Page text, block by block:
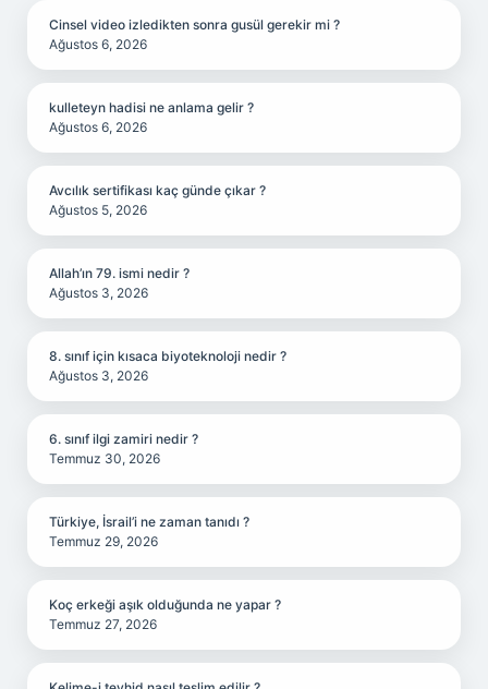
Cinsel video izledikten sonra gusül gerekir mi ?
Ağustos 6, 2026
kulleteyn hadisi ne anlama gelir ?
Ağustos 6, 2026
Avcılık sertifikası kaç günde çıkar ?
Ağustos 5, 2026
Allah’ın 79. ismi nedir ?
Ağustos 3, 2026
8. sınıf için kısaca biyoteknoloji nedir ?
Ağustos 3, 2026
6. sınıf ilgi zamiri nedir ?
Temmuz 30, 2026
Türkiye, İsrail’i ne zaman tanıdı ?
Temmuz 29, 2026
Koç erkeği aşık olduğunda ne yapar ?
Temmuz 27, 2026